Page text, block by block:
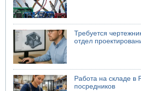
Требуется
отдел
Работа на складе
посредников